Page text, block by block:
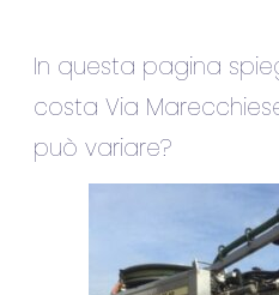
In questa pagina
costa Via
può variare?